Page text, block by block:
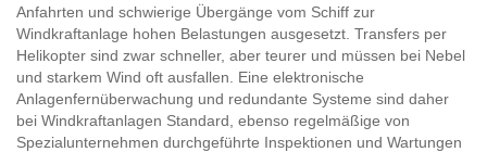
Anfahrten und schwierige Übergänge vom Schiff zur
Windkraftanlage hohen Belastungen ausgesetzt. Transfers per
Helikopter sind zwar schneller, aber teurer und müssen bei Nebel
und starkem Wind oft ausfallen. Eine elektronische
Anlagenfernüberwachung und redundante Systeme sind daher
bei Windkraftanlagen Standard, ebenso regelmäßige von
Spezialunternehmen durchgeführte Inspektionen und Wartungen